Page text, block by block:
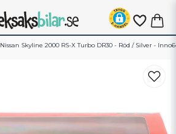
Nissan Skyline 2000 RS-X Turbo DR30 - Röd / Silver -